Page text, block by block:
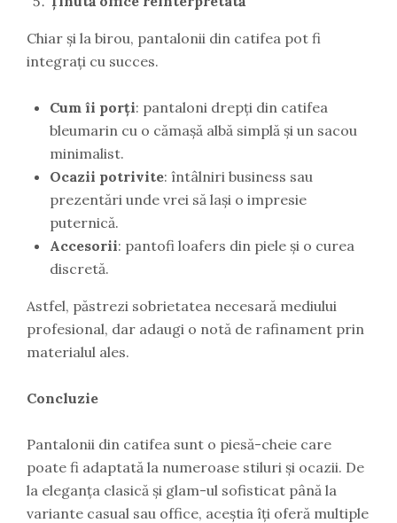
Chiar și la birou, pantalonii din catifea pot fi
integrați cu succes.
Cum îi porți: pantaloni drepți din catifea
bleumarin cu o cămașă albă simplă și un sacou
minimalist.
Ocazii potrivite: întâlniri business sau
prezentări unde vrei să lași o impresie
puternică.
Accesorii: pantofi loafers din piele și o curea
discretă.
Astfel, păstrezi sobrietatea necesară mediului
profesional, dar adaugi o notă de rafinament prin
materialul ales.
Concluzie
Pantalonii din catifea sunt o piesă-cheie care
poate fi adaptată la numeroase stiluri și ocazii. De
la eleganța clasică și glam-ul sofisticat până la
variante casual sau office, aceștia îți oferă multiple